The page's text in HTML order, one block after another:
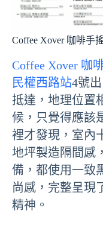
Coffee Xover 咖啡手
Coffee Xover 咖
民權西路站4號
抵達，地理位置
候，只覺得應該
裡才發現，室內
地坪製造隔間感
備，都使用一致
尚感，完整呈現
精神。